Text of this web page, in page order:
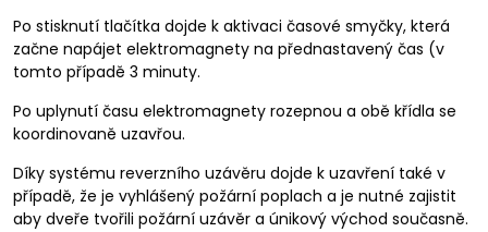
Po stisknutí tlačítka dojde k aktivaci časové smyčky, která
začne napájet elektromagnety na přednastavený čas (v
tomto případě 3 minuty.
Po uplynutí času elektromagnety rozepnou a obě křídla se
koordinovaně uzavřou.
Díky systému reverzního uzávěru dojde k uzavření také v
případě, že je vyhlášený požární poplach a je nutné zajistit
aby dveře tvořili požární uzávěr a únikový východ současně.